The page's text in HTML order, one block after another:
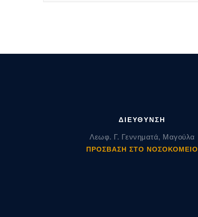
ΔΙΕΥΘΥΝΣΗ
Λεωφ. Γ. Γεννηματά, Μαγούλα
ΠΡΟΣΒΑΣΗ ΣΤΟ ΝΟΣΟΚΟΜΕΙΟ